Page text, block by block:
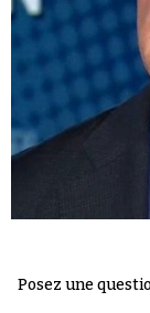
Posez une